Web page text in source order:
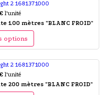
l'unité
mètres "BLANC FROID"
options
l'unité
mètres "BLANC FROID"